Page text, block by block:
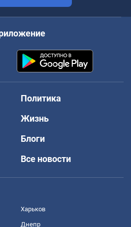
Политика
Жизнь
Блоги
Все новости
Харьков
Днепр